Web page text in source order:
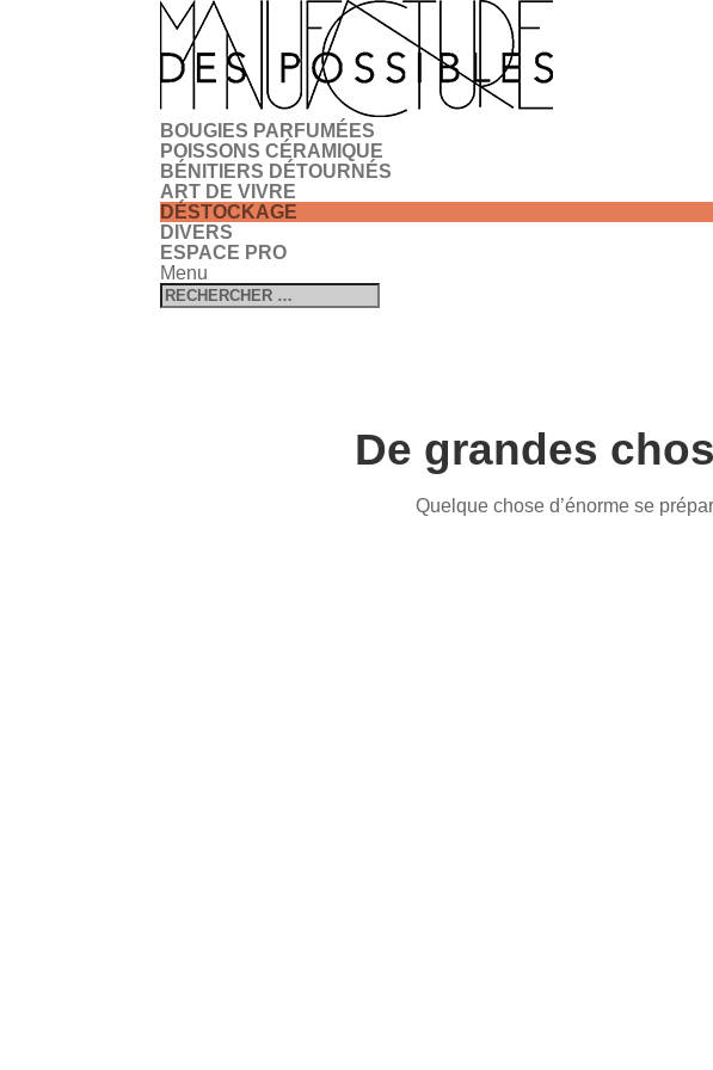
BOUGIES PARFUMÉES
POISSONS CÉRAMIQUE
BÉNITIERS DÉTOURNÉS
ART DE VIVRE
DÉSTOCKAGE
DIVERS
ESPACE PRO
Menu
De grandes
Quelque chose d’énorme se